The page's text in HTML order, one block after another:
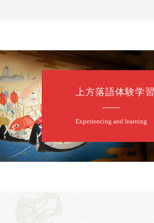
眞／笑福亭仁福／幸助福助（漫才）／桂春若
上方落語体験学習
Experiencing and learning